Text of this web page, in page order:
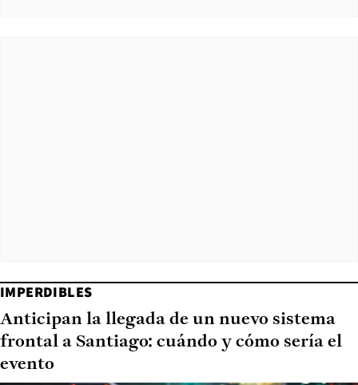
IMPERDIBLES
Anticipan la llegada de un nuevo sistema
frontal a Santiago: cuándo y cómo sería el
evento